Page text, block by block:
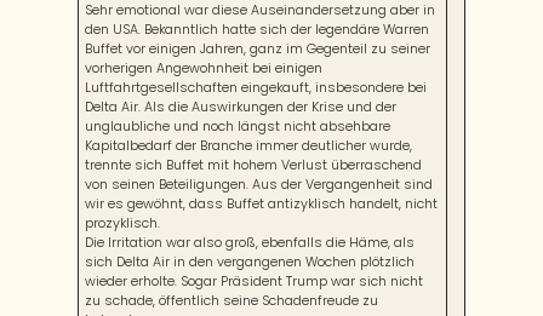
Sehr emotional war diese Auseinandersetzung aber in
den USA. Bekanntlich hatte sich der legendäre Warren
Buffet vor einigen Jahren, ganz im Gegenteil zu seiner
vorherigen Angewohnheit bei einigen
Luftfahrtgesellschaften eingekauft, insbesondere bei
Delta Air. Als die Auswirkungen der Krise und der
unglaubliche und noch längst nicht absehbare
Kapitalbedarf der Branche immer deutlicher wurde,
trennte sich Buffet mit hohem Verlust überraschend
von seinen Beteiligungen. Aus der Vergangenheit sind
wir es gewöhnt, dass Buffet antizyklisch handelt, nicht
prozyklisch.
Die Irritation war also groß, ebenfalls die Häme, als
sich Delta Air in den vergangenen Wochen plötzlich
wieder erholte. Sogar Präsident Trump war sich nicht
zu schade, öffentlich seine Schadenfreude zu